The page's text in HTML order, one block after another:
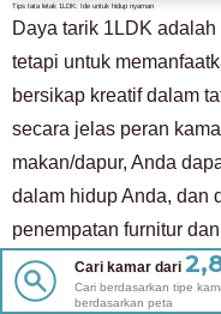
Tips tata letak 1LDK: Ide untuk hidup nyaman
Daya tarik 1LDK
tetapi untuk
bersikap kreatif dalam
secara jelas peran
makan/dapur, Anda
dalam hidup Anda, dan
penempatan furnitur
mencapai kenyamanan
Di sini kami akan
Cari kamar dari
Cari berdasarkan tipe
berdasarkan peta